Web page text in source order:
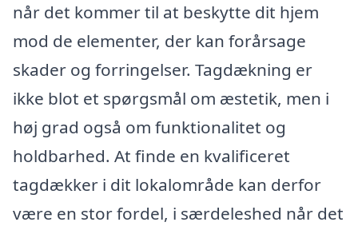
når det kommer til at beskytte dit hjem
mod de elementer, der kan forårsage
skader og forringelser. Tagdækning er
ikke blot et spørgsmål om æstetik, men i
høj grad også om funktionalitet og
holdbarhed. At finde en kvalificeret
tagdækker i dit lokalområde kan derfor
være en stor fordel, i særdeleshed når det